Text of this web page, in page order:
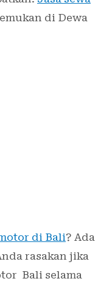
di Dewa
di Bali? Ada
rasakan jika
Bali selama